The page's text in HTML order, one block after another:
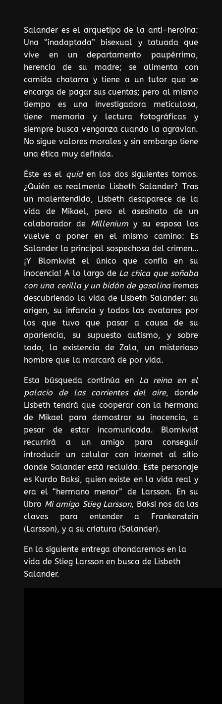
Salander es el arquetipo de la anti-heroína:
Una “inadaptada” bisexual y tatuada que
vive en un departamento paupérrimo,
herencia de su madre; se alimenta con
comida chatarra y tiene a un tutor que se
encarga de pagar sus cuentas; pero al mismo
tiempo es una investigadora meticulosa,
tiene memoria y lectura fotográficas y
siempre busca venganza cuando la agravian.
No sigue valores morales y sin embargo tiene
una ética muy definida.
Éste es el quiden los dos siguientes tomos.
¿Quién es realmente Lisbeth Salander? Tras
un malentendido, Lisbeth desaparece de la
vida de Mikael, pero el asesinato de un
colaborador de Millenium y su esposa los
vuelve a poner en el mismo camino: Es
Salander la principal sospechosa del crimen…
¡Y Blomkvist el único que confía en su
inocencia! A lo largo de La chica que soñaba
con una cerilla y un bidón de gasolinairemos
descubriendo la vida de Lisbeth Salander: su
origen, su infancia y todos los avatares por
los que tuvo que pasar a causa de su
apariencia, su supuesto autismo, y sobre
todo, la existencia de Zala, un misterioso
hombre que la marcará de por vida.
Esta búsqueda continúa en La reina en el
palacio de las corrientes del aire, donde
Lisbeth tendrá que cooperar con la hermana
de Mikael para demostrar su inocencia, a
pesar de estar incomunicada. Blomkvist
recurrirá a un amigo para conseguir
introducir un celular con internet al sitio
donde Salander está recluida. Este personaje
es Kurdo Baksi, quien existe en la vida real y
era el “hermano menor” de Larsson. En su
libro Mi amigo Stieg Larsson, Baksi nos da las
claves para entender a Frankenstein
(Larsson), y a su criatura (Salander).
En la siguiente entrega ahondaremos en la
vida de Stieg Larsson en busca de Lisbeth
Salander.